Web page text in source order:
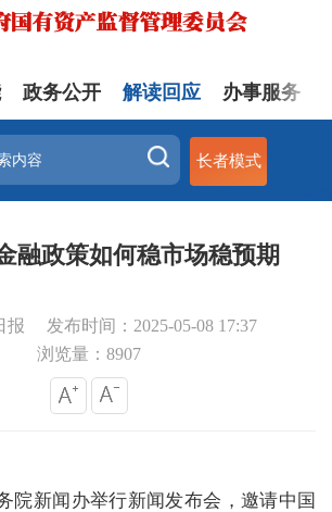
政务公开 解读回应 办事服务
长者模式
融政策如何稳市场稳预期
报
发布时间：2025-05-08 17:37
浏览量： 8907
新闻办举行新闻发布会，邀请中国